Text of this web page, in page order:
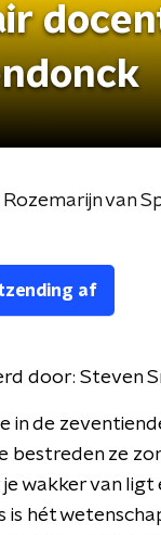
van
af
door: Steven
in de
bestreden ze
wakker van
is hét